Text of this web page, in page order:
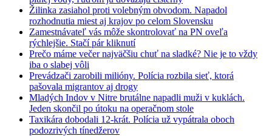
Žilinka zasiahol proti volebným obvodom. Napadol
rozhodnutia miest aj krajov po celom Slovensku
Zamestnávateľ vás môže skontrolovať na PN oveľa
rýchlejšie. Stačí pár kliknutí
Prečo máme večer najväčšiu chuť na sladké? Nie je to vždy
iba o slabej vôli
Prevádzači zarobili milióny. Polícia rozbila sieť, ktorá
pašovala migrantov aj drogy
Mladých Indov v Nitre brutálne napadli muži v kuklách.
Jeden skončil po útoku na operačnom stole
Taxikára dobodali 12-krát. Polícia už vypátrala oboch
podozrivých tínedžerov